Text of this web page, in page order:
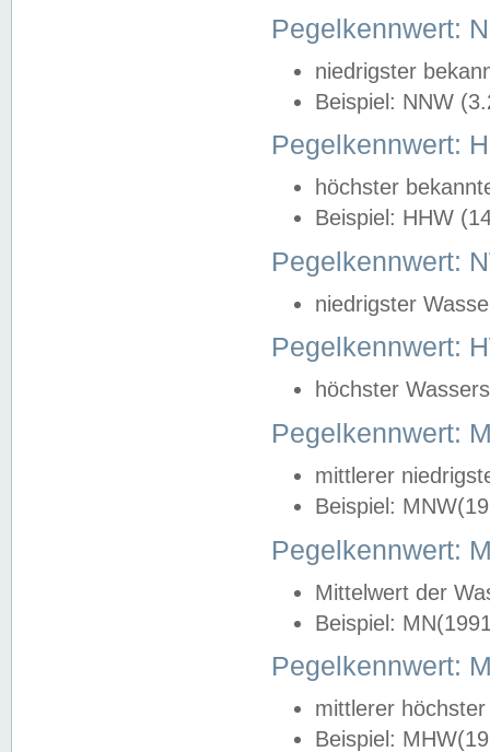
Pegelkennwert:
niedrigster
Beispiel: NNW
Pegelkennwert:
höchster
Beispiel: HHW
Pegelkennwert:
niedrigster
Pegelkennwert:
höchster
Pegelkennwert:
mittlerer
Beispiel:
Pegelkennwert:
Mittelwert der
Beispiel:
Pegelkennwert:
mittlerer
Beispiel: